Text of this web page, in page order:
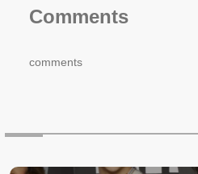
Comments
comments